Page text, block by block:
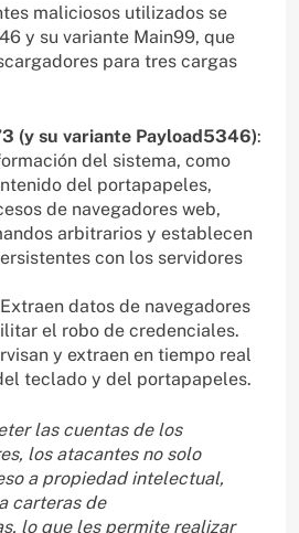
maliciosos utilizados se
y su variante Main99, que
para tres cargas
(y su variante Payload5346):
del sistema, como
del portapapeles,
de navegadores web,
arbitrarios y establecen
con los servidores
datos de navegadores
el robo de credenciales.
y extraen en tiempo real
teclado y del portapapeles.
las cuentas de los
los atacantes no solo
a propiedad intelectual,
carteras de
lo que les permite realizar